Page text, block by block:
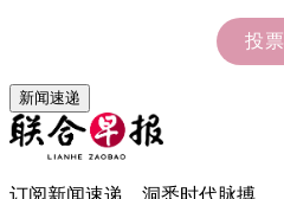
新闻速递
订阅新闻速递，洞悉时代脉搏。